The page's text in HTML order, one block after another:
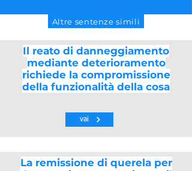
Altre sentenze simili
Il reato di danneggiamento
mediante deterioramento
richiede la compromissione
della funzionalità della cosa
vai
La remissione di querela per